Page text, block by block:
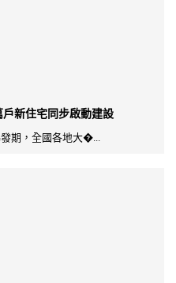
新住宅同步啟動建設
期，全國各地大�...